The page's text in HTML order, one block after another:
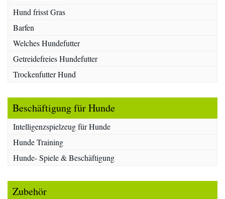
Hund frisst Gras
Barfen
Welches Hundefutter
Getreidefreies Hundefutter
Trockenfutter Hund
Beschäftigung für Hunde
Intelligenzspielzeug für Hunde
Hunde Training
Hunde- Spiele & Beschäftigung
Zubehör